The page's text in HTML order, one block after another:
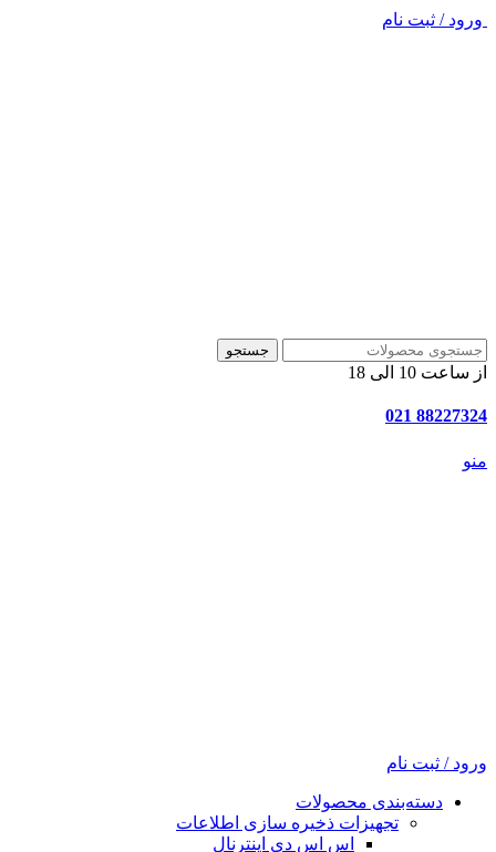
ورود / ثبت نام
جستجو
از ساعت 10 الی 18
88227324 021
منو
ورود / ثبت نام
دسته‌بندی محصولات
تجهیزات ذخیره سازی اطلاعات
اس اس دی اینترنال